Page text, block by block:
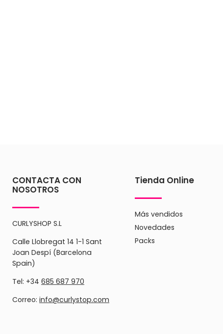
CONTACTA CON
NOSOTROS
CURLYSHOP S.L
Calle Llobregat 14 1-1 Sant
Joan Despí (Barcelona
Spain)
Tel: +34 685 687 970
Correo: info@curlystop.com
Tienda Online
Más vendidos
Novedades
Packs